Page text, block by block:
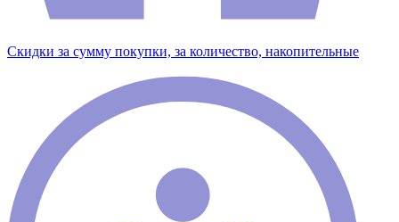
Скидки за сумму покупки, за количество, накопительные